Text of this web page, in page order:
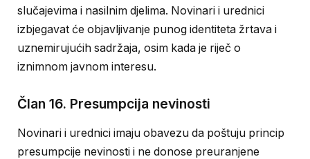
slučajevima i nasilnim djelima. Novinari i urednici
izbjegavat će objavljivanje punog identiteta žrtava i
uznemirujućih sadržaja, osim kada je riječ o
iznimnom javnom interesu.
Član 16. Presumpcija nevinosti
Novinari i urednici imaju obavezu da poštuju princip
presumpcije nevinosti i ne donose preuranjene